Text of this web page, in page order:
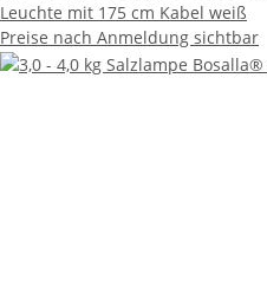
Leuchte mit 175 cm Kabel weiß
Preise nach Anmeldung sichtbar